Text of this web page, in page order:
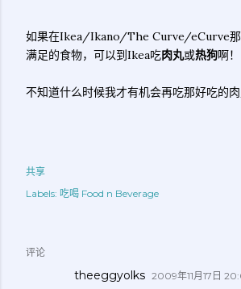
如果在Ikea/Ikano/The Curve/eCurve那
满足的食物，可以到Ikea吃肉丸或热狗啊！
不知道什么时候我才有机会再吃那好吃的
共享
Labels: 吃喝 Food n Beverage
评论
theeggyolks 2009年11月17日